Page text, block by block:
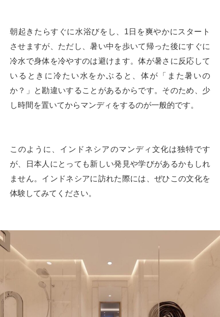
朝起きたらすぐに水浴びをし、1日を爽やかにスタート
させますが、ただし、暑い中を歩いて帰った後にすぐに
冷水で身体を冷やすのは避けます。体が暑さに反応して
いるときに冷たい水をかぶると、体が「また暑いの
か？」と勘違いすることがあるからです。そのため、少
し時間を置いてからマンディをするのが一般的です。
このように、インドネシアのマンディ文化は独特です
が、日本人にとっても新しい発見や学びがあるかもしれ
ません。インドネシアに訪れた際には、ぜひこの文化を
体験してみてください。